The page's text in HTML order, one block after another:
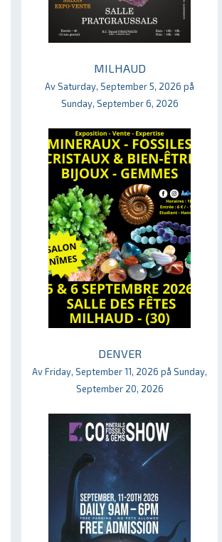
MILHAUD
Av Saturday, September 5, 2026 på
Sunday, September 6, 2026
DENVER
Av Friday, September 11, 2026 på Sunday,
September 20, 2026